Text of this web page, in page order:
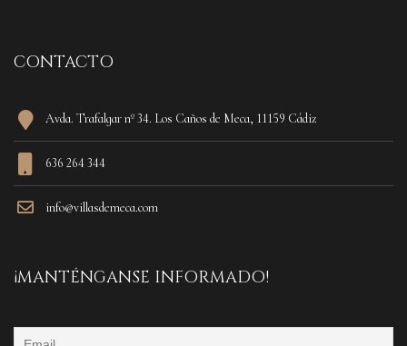
CONTACTO
Avda. Trafalgar nº 34. Los Caños de Meca, 11159 Cádiz
636 264 344
info@villasdemeca.com
¡MANTÉNGANSE INFORMADO!